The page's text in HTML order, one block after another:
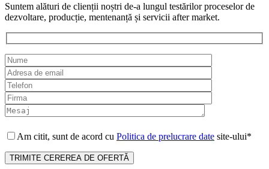
Suntem alături de clienții noștri de-a lungul testărilor proceselor de
dezvoltare, producție, mentenanță și servicii after market.
Am citit, sunt de acord cu Politica de prelucrare date site-ului*